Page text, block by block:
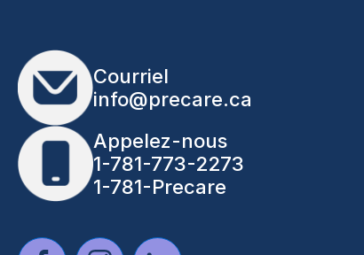
Courriel
info@precare.ca
Appelez-nous
1-781-773-2273
1-781-Precare